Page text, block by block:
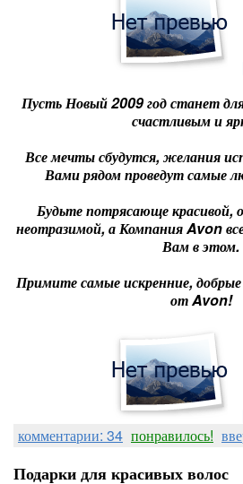
Пусть Новый 2009 год станет
счастливым и
Все мечты сбудутся, желания
Вами рядом проведут самые
Будьте потрясающе красивой,
неотразимой, а Компания Avon
Вам в этом.
Примите самые искренние,
от Avon!
комментарии: 34 понравилось!
Подарки для красивых волос